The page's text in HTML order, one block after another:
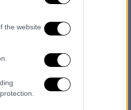
the website